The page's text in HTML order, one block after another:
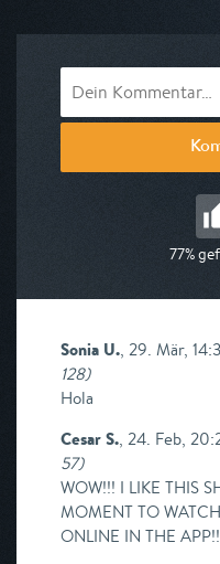
77%
Sonia U., 29. Mär,
128)
Hola
Cesar S., 24. Feb,
57)
WOW!!! I LIKE THIS
MOMENT TO
ONLINE IN THE